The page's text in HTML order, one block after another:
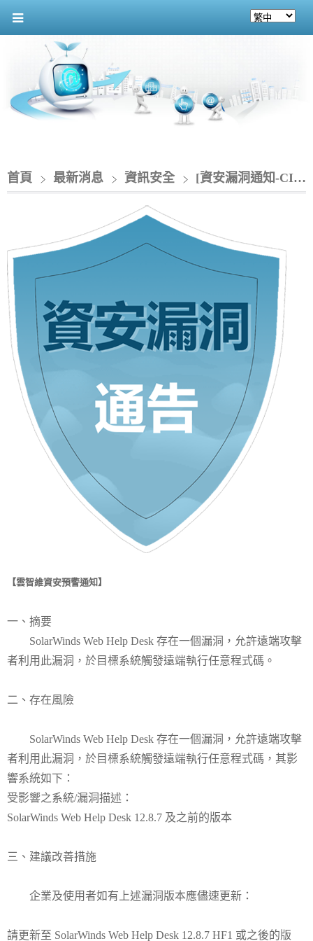
首頁 最新消息 資訊安全 [資安漏洞通知-CIO]_SolarWinds Web Help Desk 存在遠端執行程式碼漏洞
【雲智維資安預警通知】
一、摘要
SolarWinds Web Help Desk 存在一個漏洞，允許遠端攻擊
者利用此漏洞，於目標系統觸發遠端執行任意程式碼。
二、存在風險
SolarWinds Web Help Desk 存在一個漏洞，允許遠端攻擊
者利用此漏洞，於目標系統觸發遠端執行任意程式碼，其影
響系統如下：
受影響之系統/漏洞描述：
SolarWinds Web Help Desk 12.8.7 及之前的版本
三、建議改善措施
企業及使用者如有上述漏洞版本應儘速更新：
請更新至 SolarWinds Web Help Desk 12.8.7 HF1 或之後的版